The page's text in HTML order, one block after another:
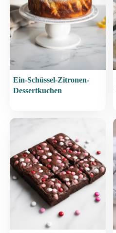
Ein-Schüssel-Zitronen-
Dessertkuchen